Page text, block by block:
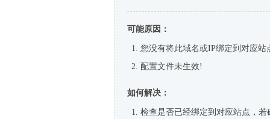
可能原因：
您没有将此域名或IP绑定到对应站
配置文件未生效!
如何解决：
检查是否已经绑定到对应站点，